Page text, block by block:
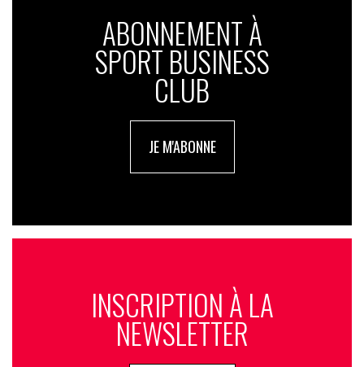
ABONNEMENT À
SPORT BUSINESS
CLUB
JE M'ABONNE
INSCRIPTION À LA
NEWSLETTER